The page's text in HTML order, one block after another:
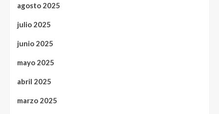
agosto 2025
julio 2025
junio 2025
mayo 2025
abril 2025
marzo 2025